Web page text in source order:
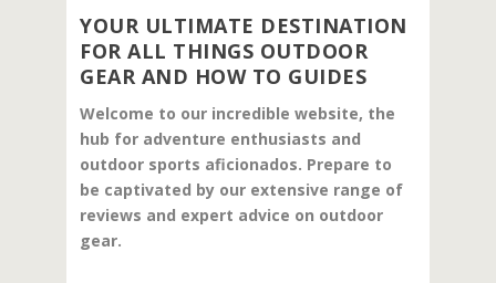
YOUR ULTIMATE DESTINATION
FOR ALL THINGS OUTDOOR
GEAR AND HOW TO GUIDES
Welcome to our incredible website, the
hub for adventure enthusiasts and
outdoor sports aficionados. Prepare to
be captivated by our extensive range of
reviews and expert advice on outdoor
gear.